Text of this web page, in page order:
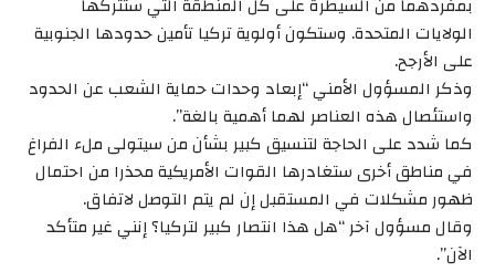
بمفردهما من السيطرة على كل المنطقة التي ستتركها
الولايات المتحدة. وستكون أولوية تركيا تأمين حدودها الجنوبية
على الأرجح.
وذكر المسؤول الأمني “إبعاد وحدات حماية الشعب عن الحدود
واستئصال هذه العناصر لهما أهمية بالغة”.
كما شدد على الحاجة لتنسيق كبير بشأن من سيتولى ملء الفراغ
في مناطق أخرى ستغادرها القوات الأمريكية محذرا من احتمال
ظهور مشكلات في المستقبل إن لم يتم التوصل لاتفاق.
وقال مسؤول آخر “هل هذا انتصار كبير لتركيا؟ إنني غير متأكد
الآن”.